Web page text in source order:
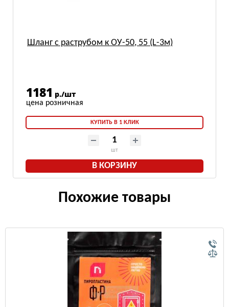
Шланг с раструбом к ОУ-50, 55 (L-3м)
1181 р./шт
КУПИТЬ В 1 КЛИК
шт
В КОРЗИНУ
Похожие товары